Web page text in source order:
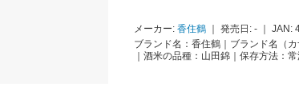
メーカー: 香住鶴 ｜ 発売日: - ｜ JAN:
ブランド名：香住鶴｜ブランド名（
｜酒米の品種：山田錦｜保存方法：